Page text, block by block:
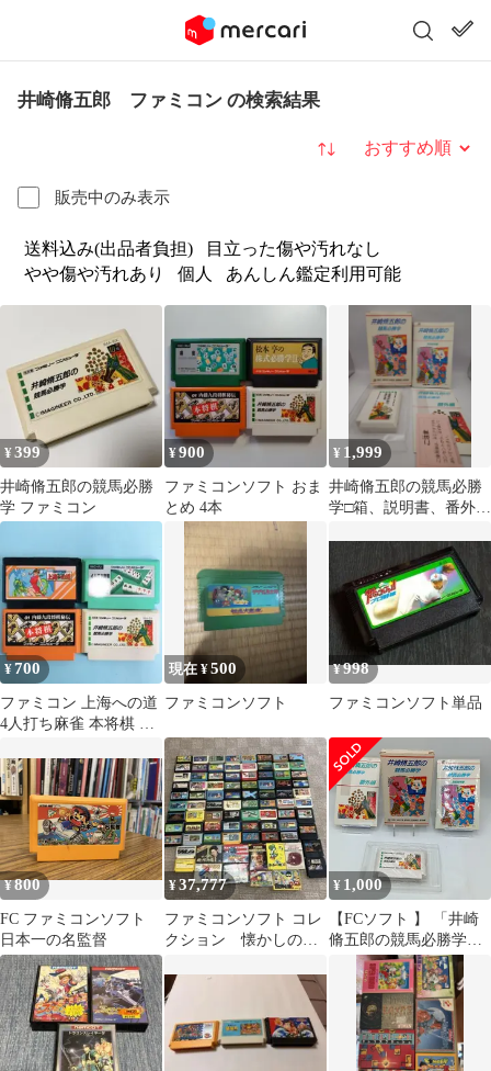
井崎脩五郎 ファミコン の検索結果
販売中のみ表示
並び替え
送料込み(出品者負担)
目立った傷や汚れなし
やや傷や汚れあり
個人 あんしん鑑定利用可能
¥399
井崎脩五郎の競馬必勝
学 ファミコン
¥900
ファミコンソフト おま
とめ 4本
¥ 1,999
井崎脩五郎の競馬必勝
学□箱、説明書、番外
ファミコン
¥700
ファミコン 上海への道
4人打ち麻雀 本将棋 井
現在 ¥500
ファミコンソフト
¥998
ファミコンソフト単品
¥800
FC ファミコンソフト
日本一の名監督
¥37,777
ファミコンソフト コレ
クション 懐かしのソ
¥ 1,000
【FCソフト 】 「井崎
脩五郎の競馬必勝学」
外箱・説明書付き 動作
品 ファミコン ファミリ
ーコンピュータ